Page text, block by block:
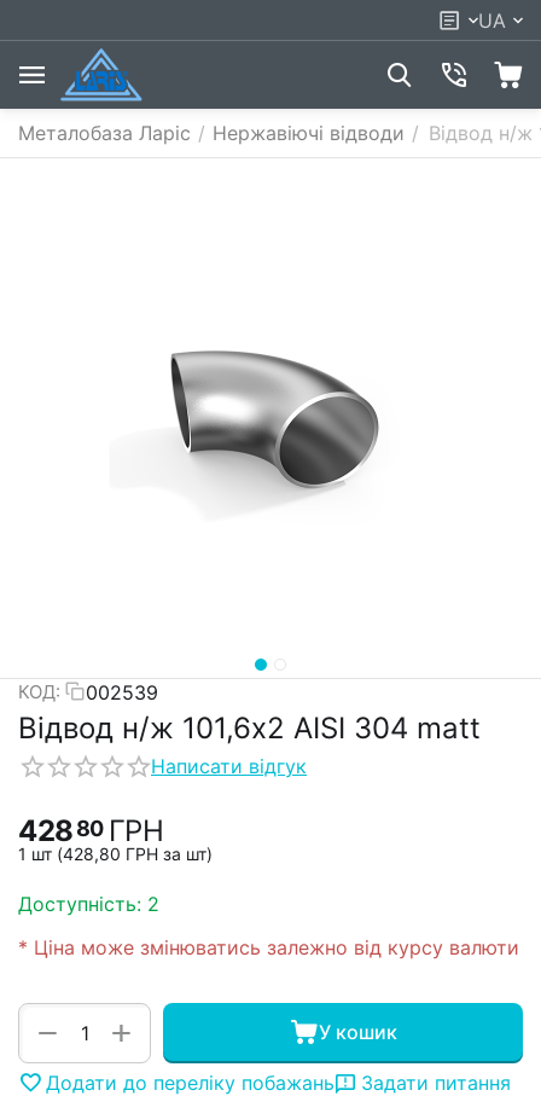
UA
Металобаза Ларіс / Нержавіючі відводи / Відвод н/ж
КОД: 002539
Відвод н/ж 101,6х2 AISI 304 matt
Написати відгук
42880 ГРН
1 шт (428,80 ГРН за шт)
Доступність: 2
* Ціна може змінюватись залежно від курсу валюти
+
− У кошик
Додати до переліку побажань Задати питання